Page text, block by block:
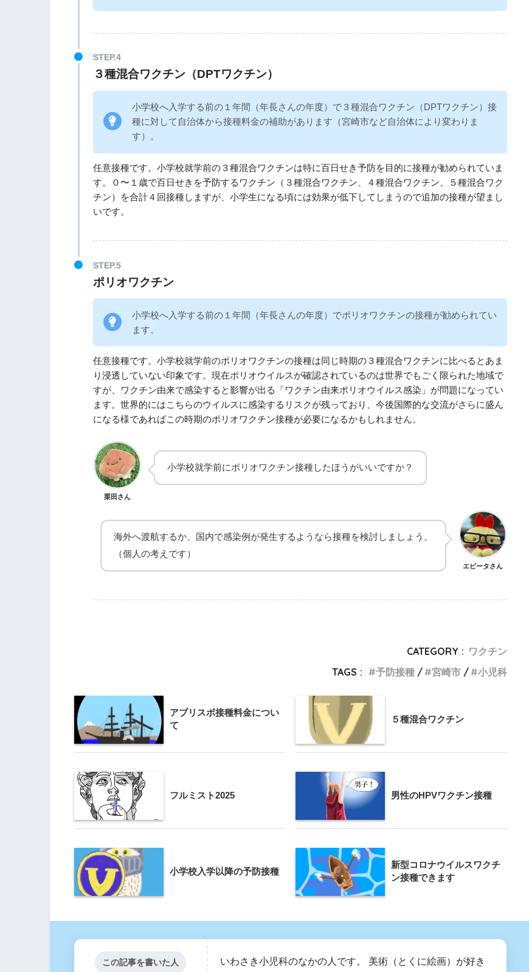
３種混合ワクチン（DPTワクチン）
小学校へ入学する前の１年間（年長さんの年度）で３種混合ワクチン（DPTワクチン）接
種に対して自治体から接種料金の補助があります（宮崎市など自治体により変わりま
す）。
任意接種です。小学校就学前の３種混合ワクチンは特に百日せき予防を目的に接種が勧められていま
す。０〜１歳で百日せきを予防するワクチン（３種混合ワクチン、４種混合ワクチン、５種混合ワク
チン）を合計４回接種しますが、小学生になる頃には効果が低下してしまうので追加の接種が望まし
いです。
ポリオワクチン
小学校へ入学する前の１年間（年長さんの年度）でポリオワクチンの接種が勧められてい
ます。
任意接種です。小学校就学前のポリオワクチンの接種は同じ時期の３種混合ワクチンに比べるとあま
り浸透していない印象です。現在ポリオウイルスが確認されているのは世界でもごく限られた地域で
すが、ワクチン由来で感染すると影響が出る「ワクチン由来ポリオウイルス感染」が問題になってい
ます。世界的にはこちらのウイルスに感染するリスクが残っており、今後国際的な交流がさらに盛ん
になる様であればこの時期のポリオワクチン接種が必要になるかもしれません。
栗田さん
小学校就学前にポリオワクチン接種したほうがいいですか？
エビータさん
海外へ渡航するか、国内で感染例が発生するようなら接種を検討しましょう。
（個人の考えです）
CATEGORY : ワクチン
TAGS :
予防接種 宮崎市 小児科
アブリスボ接種料金につい
て
５種混合ワクチン
フルミスト2025 男性のHPVワクチン接種
小学校入学以降の予防接種
新型コロナウイルスワクチ
ン接種できます
この記事を書いた人
いわさき小児科のなかの人です。 美術（とくに絵画）が好き